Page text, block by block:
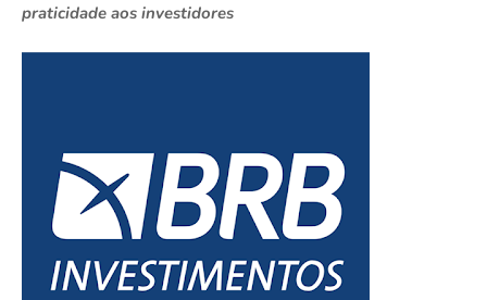
praticidade aos investidores